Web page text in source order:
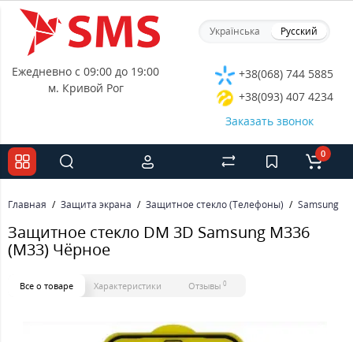
Українська Русский
Ежедневно с 09:00 до 19:00
м. Кривой Рог
+38(068) 744 5885
+38(093) 407 4234
Заказать звонок
0
Главная Защита экрана Защитное стекло (Телефоны) Samsung
Защитное стекло DM 3D Samsung M336
(M33) Чёрное
Все о товаре Характеристики Отзывы 0